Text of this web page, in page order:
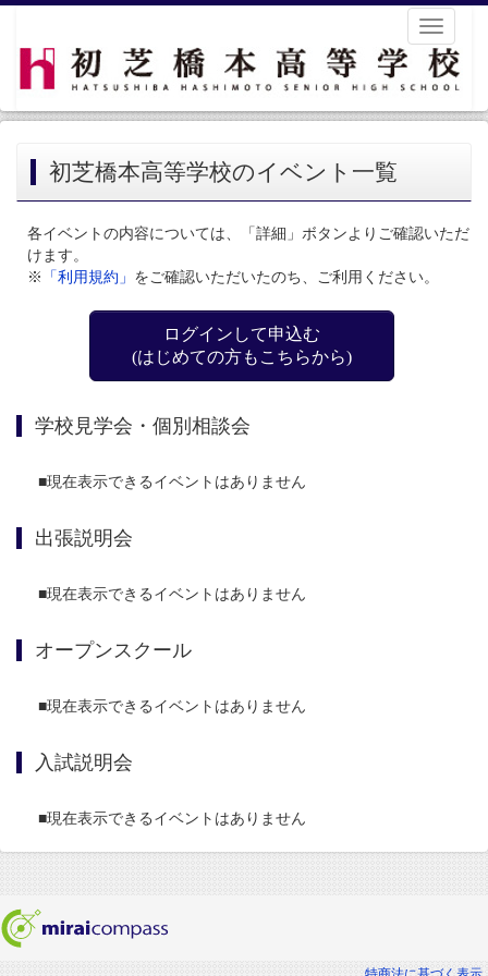
Toggle
初芝橋本高等学校のイベント一覧
各イベントの内容については、「詳細」ボタンよりご確認いただ
けます。
※
「利用規約」 をご確認いただいたのち、ご利用ください。
ログインして申込む
(はじめての方もこちらから)
学校見学会・個別相談会
■現在表示できるイベントはありません
出張説明会
■現在表示できるイベントはありません
オープンスクール
■現在表示できるイベントはありません
入試説明会
■現在表示できるイベントはありません